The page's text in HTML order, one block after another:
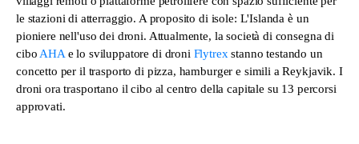
le stazioni di atterraggio. A proposito di isole: L'Islanda è un
pioniere nell'uso dei droni. Attualmente, la società di consegna di
cibo AHAe lo sviluppatore di droni Flytrex stanno testando un
concetto per il trasporto di pizza, hamburger e simili a Reykjavik. I
droni ora trasportano il cibo al centro della capitale su 13 percorsi
approvati.